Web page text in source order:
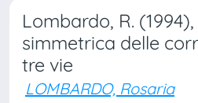
Lombardo, R.
simmetrica delle
tre vie
LOMBARDO, Rosaria